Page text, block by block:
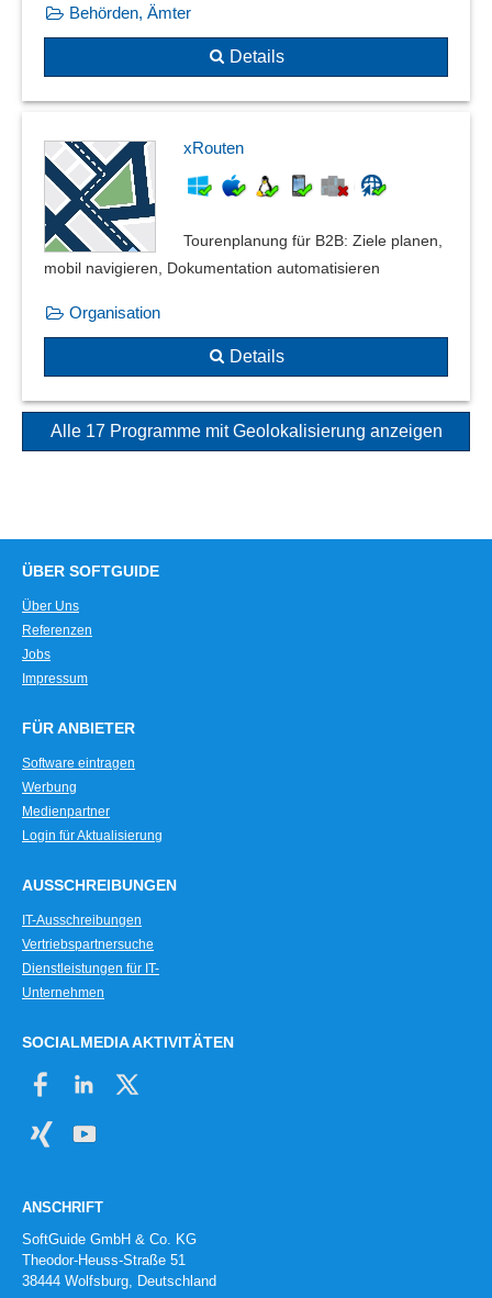
Behörden, Ämter
Details
xRouten
Tourenplanung für B2B: Ziele planen,
mobil navigieren, Dokumentation automatisieren
Organisation
Details
Alle 17 Programme mit Geolokalisierung anzeigen
ÜBER SOFTGUIDE
Über Uns
Referenzen
Jobs
Impressum
FÜR ANBIETER
Software eintragen
Werbung
Medienpartner
Login für Aktualisierung
AUSSCHREIBUNGEN
IT-Ausschreibungen
Vertriebspartnersuche
Dienstleistungen für IT-
Unternehmen
SOCIALMEDIA AKTIVITÄTEN
ANSCHRIFT
SoftGuide GmbH & Co. KG
Theodor-Heuss-Straße 51
38444 Wolfsburg, Deutschland